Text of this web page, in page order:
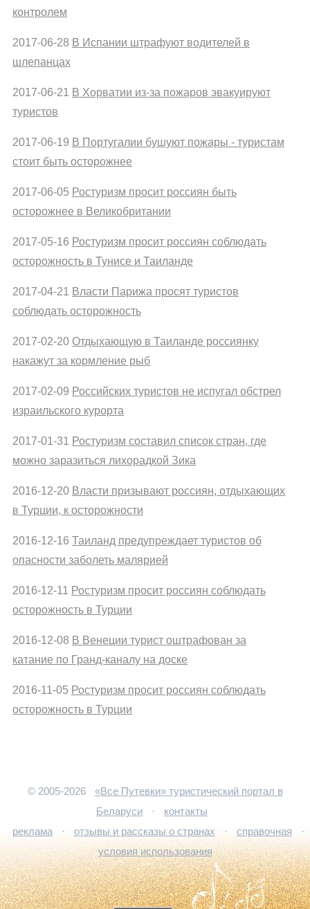
контролем
2017-06-28 В Испании штрафуют водителей в
шлепанцах
2017-06-21 В Хорватии из-за пожаров эвакуируют
туристов
2017-06-19 В Португалии бушуют пожары - туристам
стоит быть осторожнее
2017-06-05 Ростуризм просит россиян быть
осторожнее в Великобритании
2017-05-16 Ростуризм просит россиян соблюдать
осторожность в Тунисе и Таиланде
2017-04-21 Власти Парижа просят туристов
соблюдать осторожность
2017-02-20 Отдыхающую в Таиланде россиянку
накажут за кормление рыб
2017-02-09 Российских туристов не испугал обстрел
израильского курорта
2017-01-31 Ростуризм составил список стран, где
можно заразиться лихорадкой Зика
2016-12-20 Власти призывают россиян, отдыхающих
в Турции, к осторожности
2016-12-16 Таиланд предупреждает туристов об
опасности заболеть малярией
2016-12-11 Ростуризм просит россиян соблюдать
осторожность в Турции
2016-12-08 В Венеции турист оштрафован за
катание по Гранд-каналу на доске
2016-11-05 Ростуризм просит россиян соблюдать
осторожность в Турции
© 2005-2026
«Все Путевки» туристический портал в
Беларуси
·
контакты
реклама
· отзывы и рассказы о странах · справочная
·
условия использования